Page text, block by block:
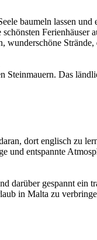
baumeln lassen
Ferienhäuser
Das
dort englisch zu
und entspannte
darüber gespannt ein
in Malta zu